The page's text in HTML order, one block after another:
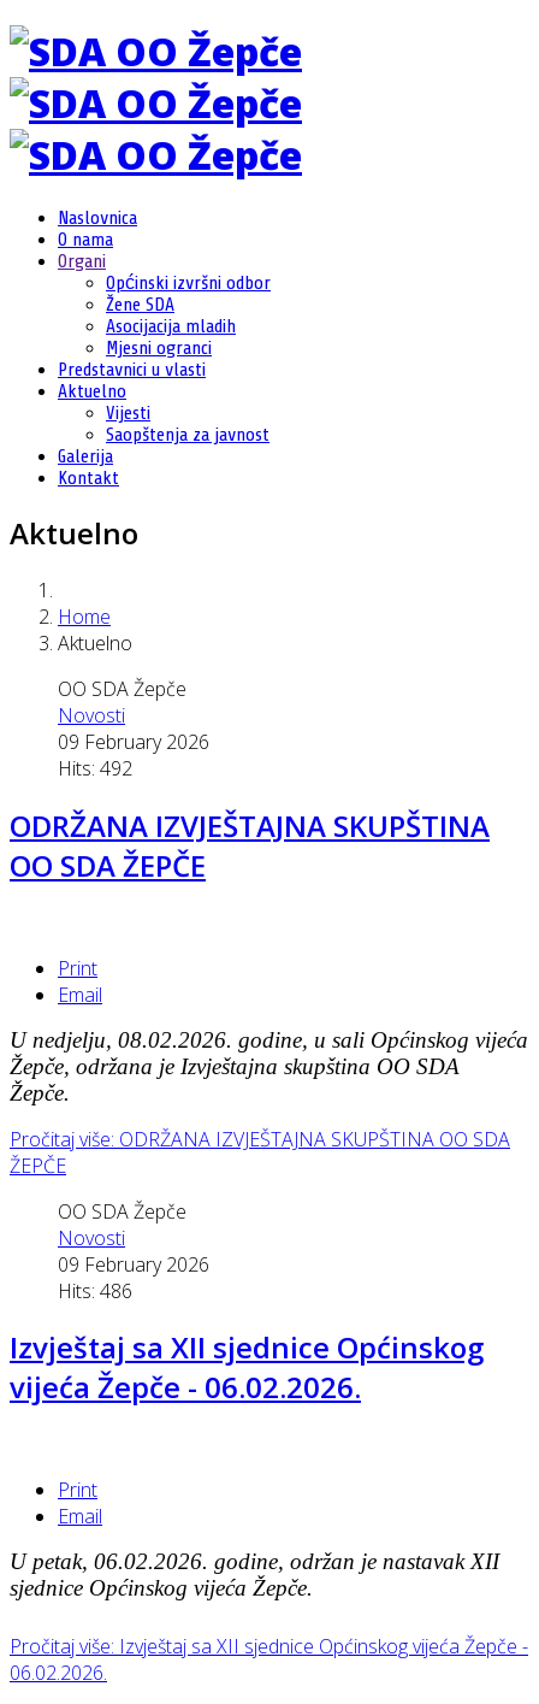
Naslovnica
O nama
Organi
Općinski izvršni odbor
Žene SDA
Asocijacija mladih
Mjesni ogranci
Predstavnici u vlasti
Aktuelno
Vijesti
Saopštenja za javnost
Galerija
Kontakt
Aktuelno
Home
Aktuelno
OO SDA Žepče
Novosti
09 February 2026
Hits: 492
ODRŽANA IZVJEŠTAJNA SKUPŠTINA
OO SDA ŽEPČE
Print
Email
U nedjelju, 08.02.2026. godine, u sali Općinskog vijeća
Žepče, održana je Izvještajna skupština OO SDA
Žepče.
Pročitaj više: ODRŽANA IZVJEŠTAJNA SKUPŠTINA OO SDA
ŽEPČE
OO SDA Žepče
Novosti
09 February 2026
Hits: 486
Izvještaj sa XII sjednice Općinskog
vijeća Žepče - 06.02.2026.
Print
Email
U petak, 06.02.2026. godine, održan je nastavak XII
sjednice Općinskog vijeća Žepče.
Pročitaj više: Izvještaj sa XII sjednice Općinskog vijeća Žepče -
06.02.2026.